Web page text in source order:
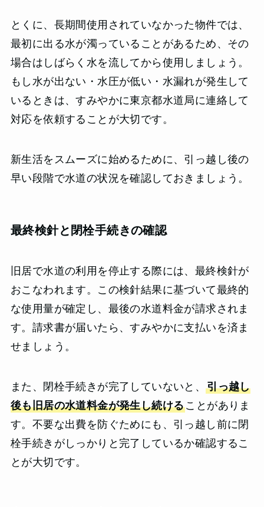
とくに、長期間使用されていなかった物件では、
最初に出る水が濁っていることがあるため、その
場合はしばらく水を流してから使用しましょう。
もし水が出ない・水圧が低い・水漏れが発生して
いるときは、すみやかに東京都水道局に連絡して
対応を依頼することが大切です。
新生活をスムーズに始めるために、引っ越し後の
早い段階で水道の状況を確認しておきましょう。
最終検針と閉栓手続きの確認
旧居で水道の利用を停止する際には、最終検針が
おこなわれます。この検針結果に基づいて最終的
な使用量が確定し、最後の水道料金が請求されま
す。請求書が届いたら、すみやかに支払いを済ま
せましょう。
また、閉栓手続きが完了していないと、引っ越し
後も旧居の水道料金が発生し続けることがありま
す。不要な出費を防ぐためにも、引っ越し前に閉
栓手続きがしっかりと完了しているか確認するこ
とが大切です。